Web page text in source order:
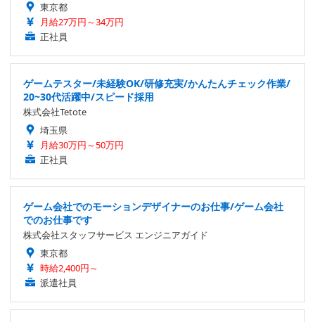
東京都
月給27万円～34万円
正社員
ゲームテスター/未経験OK/研修充実/かんたんチェック作業/
20~30代活躍中/スピード採用
株式会社Tetote
埼玉県
月給30万円～50万円
正社員
ゲーム会社でのモーションデザイナーのお仕事/ゲーム会社
でのお仕事です
株式会社スタッフサービス エンジニアガイド
東京都
時給2,400円～
派遣社員